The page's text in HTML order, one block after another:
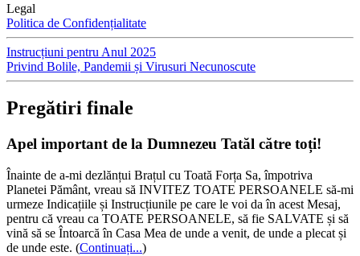
Legal
Politica de Confidențialitate
Instrucțiuni pentru Anul 2025
Privind Bolile, Pandemii și Virusuri Necunoscute
Pregătiri finale
Apel important de la Dumnezeu Tatăl către toți!
Înainte de a-mi dezlănțui Brațul cu Toată Forța Sa, împotriva
Planetei Pământ, vreau să INVITEZ TOATE PERSOANELE să-mi
urmeze Indicațiile și Instrucțiunile pe care le voi da în acest Mesaj,
pentru că vreau ca TOATE PERSOANELE, să fie SALVATE și să
vină să se Întoarcă în Casa Mea de unde a venit, de unde a plecat și
de unde este. (Continuați...)